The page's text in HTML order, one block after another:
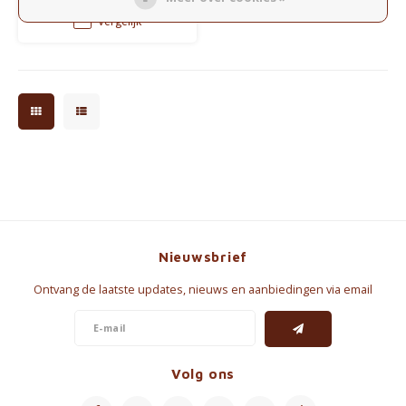
carb levensstijlen.
Vergelijk
Nieuwsbrief
Ontvang de laatste updates, nieuws en aanbiedingen via email
Volg ons